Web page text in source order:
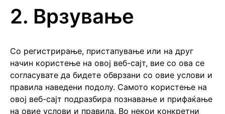
2. Врзување
Со регистрирање, пристапување или на друг
начин користење на овој веб-сајт, вие со ова се
согласувате да бидете обврзани со овие услови и
правила наведени подолу. Самото користење на
овој веб-сајт подразбира познавање и прифаќање
на овие услови и правила. Во некои конкретни